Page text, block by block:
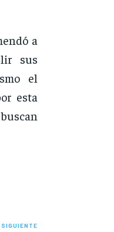
a
sus
el
esta